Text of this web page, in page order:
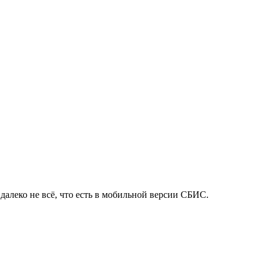
не всё, что есть в мобильной версии СБИС.